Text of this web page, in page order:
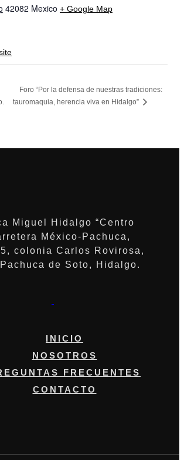
42082 Mexico + Google Map
Foro “Por la defensa de nuestras tradiciones:
tauromaquia, herencia viva en Hidalgo”
Miguel Hidalgo “Centro
México-Pachuca,
colonia Carlos Rovirosa,
de Soto, Hidalgo.
INICIO
NOSOTROS
FRECUENTES
CONTACTO